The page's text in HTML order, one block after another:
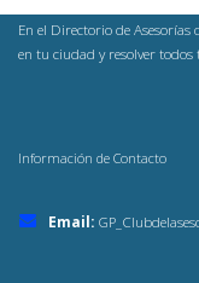
En el Directorio de Asesorías
en tu ciudad y resolver todos
Información de Contacto
Email: